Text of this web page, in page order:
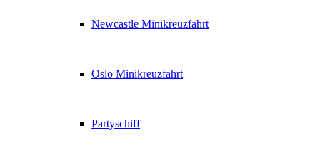
Newcastle Minikreuzfahrt
Oslo Minikreuzfahrt
Partyschiff